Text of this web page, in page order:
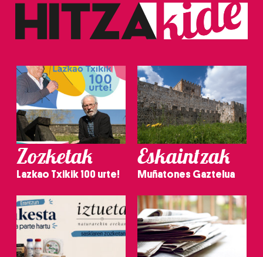
Zozketak
Lazkao Txikik 100 urte!
Eskaintzak
Muñatones Gaztelua